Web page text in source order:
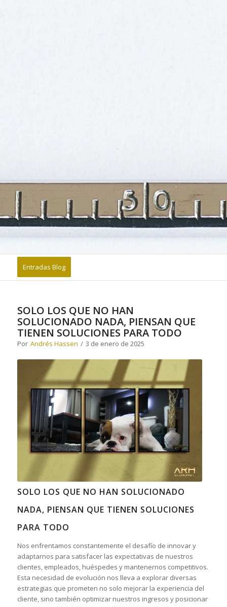
Entradas Blog
SOLO LOS QUE NO HAN
SOLUCIONADO NADA, PIENSAN QUE
TIENEN SOLUCIONES PARA TODO
Por Andrés Hassen / 3 de enero de 2025
SOLO LOS QUE NO HAN SOLUCIONADO
NADA, PIENSAN QUE TIENEN SOLUCIONES
PARA TODO
Nos enfrentamos constantemente el desafío de innovar y
adaptarnos para satisfacer las expectativas de nuestros
clientes, empleados, huéspedes y mantenernos competitivos.
Esta necesidad de evolución nos lleva a explorar diversas
estrategias que prometen no solo mejorar la experiencia del
cliente, sino también optimizar nuestros ingresos y posicionar